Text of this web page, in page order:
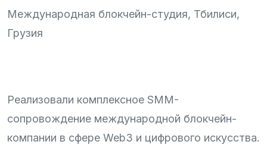
Международная блокчейн-студия, Тбилиси,
Грузия
Реализовали комплексное SMM-
сопровождение международной блокчейн-
компании в сфере Web3 и цифрового искусства.